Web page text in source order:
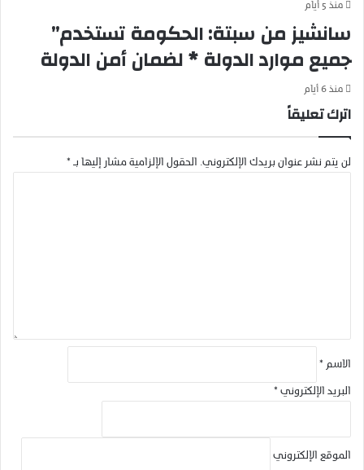
ر
ة
.
ض
ا
منذ 5 أيام
سانشيز من سبتة: الحكومة تستخدم”
جميع موارد الدولة * لضمان أمن الدولة
منذ 6 أيام
اترك تعليقاً
لن يتم نشر عنوان بريدك الإلكتروني. الحقول الإلزامية مشار إليها بـ *
الاسم *
البريد الإلكتروني *
الموقع الإلكتروني